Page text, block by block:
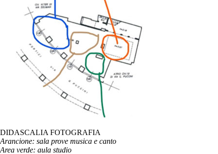
DIDASCALIA FOTOGRAFIA
Arancione: sala prove musica e canto
Area verde: aula studio